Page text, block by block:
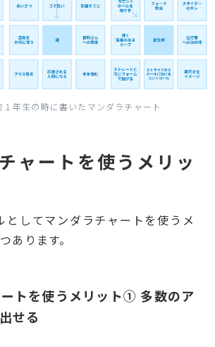
年生の時に書いたマンダラチャート
ャートを使うメリッ
としてマンダラチャートを使うメ
あります。
トを使うメリット① 多数のア
せる